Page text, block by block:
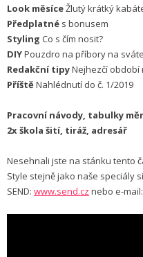
Look měsíceŽlutý krátký
Předplatné s bonusem
Styling Co s čím nosit?
DIYPouzdro na příbory na
Redakční tipyNejhezčí období
Příště Nahlédnutí do č. 1/2019
Pracovní návody, tabulky
2x škola šití, tiráž, adresář
Nesehnali jste na stánku tento
Style stejně jako naše speciály
SEND: www.send.cz nebo e-mail: